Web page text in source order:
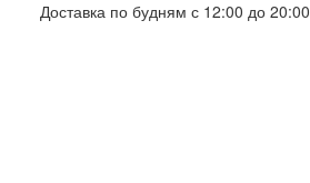
Доставка по будням с 12:00 до 20:00